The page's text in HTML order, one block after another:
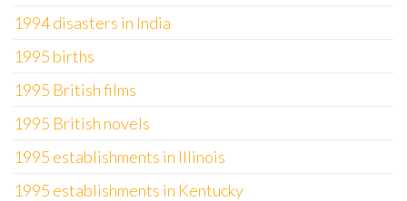
1994 disasters in India
1995 births
1995 British films
1995 British novels
1995 establishments in Illinois
1995 establishments in Kentucky